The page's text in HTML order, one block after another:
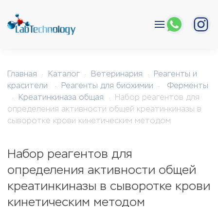
Перейти к содержимому
Главная Каталог Ветеринария
Реагенты и
красители
Реагенты для биохимии
Ферменты
Креатинкиназа общая
Набор реагентов для
определения активности общей креатинкиназы в
сыворотке крови кинетическим методом
Набор реагентов для
определения активности общей
креатинкиназы в сыворотке крови
кинетическим методом